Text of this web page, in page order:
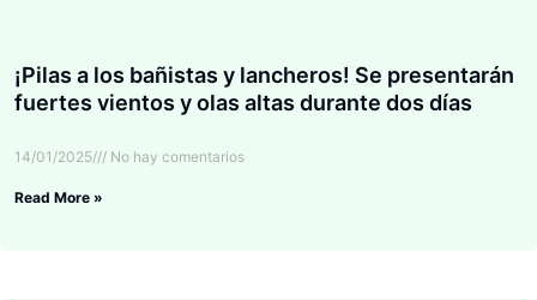
¡Pilas a los bañistas y lancheros! Se presentarán
fuertes vientos y olas altas durante dos días
14/01/2025 No hay comentarios
Read More »